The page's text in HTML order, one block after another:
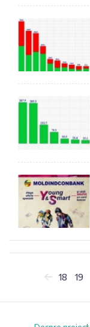
18 19